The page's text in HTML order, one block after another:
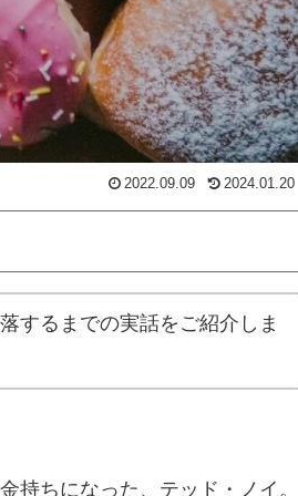
2022.09.09 2024.01.20
するまでの実話をご紹介しま
持ちになった、テッド・ノイ。